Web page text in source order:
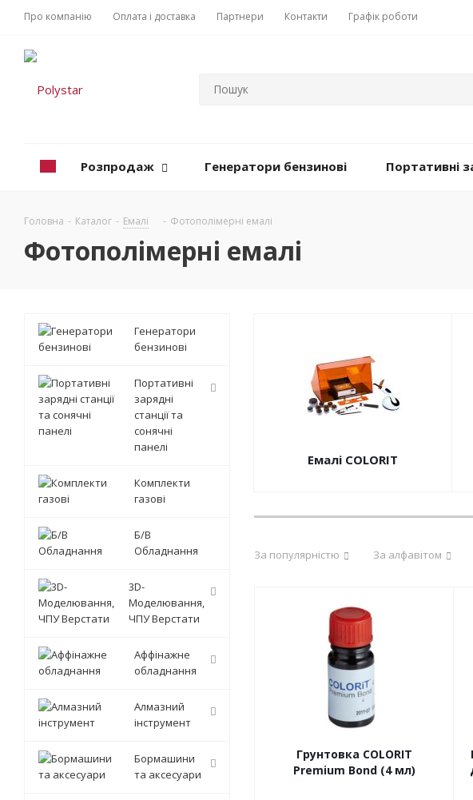
Про компанію Оплата і доставка Партнери Контакти Графік роботи
Розпродаж Генератори бензинові Портативні
Головна - Каталог - Емалі - Фотополімерні емалі
Фотополімерні емалі
Емалі COLORIT
За популярністю За алфавітом
Грунтовка COLORIT
Premium Bond (4 мл)
Генератори
бензинові
Портативні
зарядні
станції та
сонячні
панелі
Комплекти
газові
Б/В
Обладнання
3D-
Моделювання,
ЧПУ Верстати
Аффінажне
обладнання
Алмазний
інструмент
Бормашини
та аксесуари